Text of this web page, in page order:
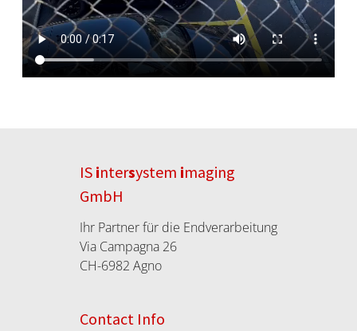
IS intersystem imaging
GmbH
Ihr Partner für die Endverarbeitung
Via Campagna 26
CH-6982 Agno
Contact Info